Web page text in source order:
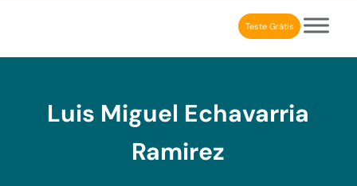
Aplicativo de estimulação cognitiva para profissionais
Teste Grátis
Luis Miguel Echavarria
Ramirez